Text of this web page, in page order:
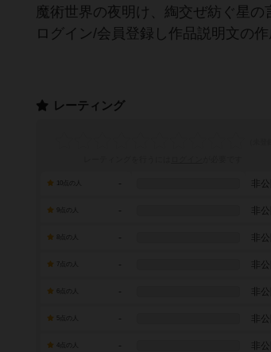
魔術世界の夜明け、綯交ぜ紡ぐ星
ログイン/会員登録し作品説明文の
レーティング
- 非公
- 非公
- 非公
7点の人 - 非公
- 非公
- 非公
- 非公